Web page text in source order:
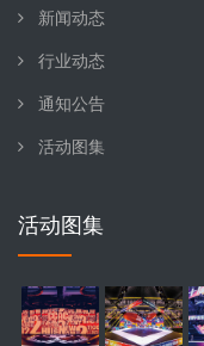
新闻动态
行业动态
通知公告
活动图集
活动图集